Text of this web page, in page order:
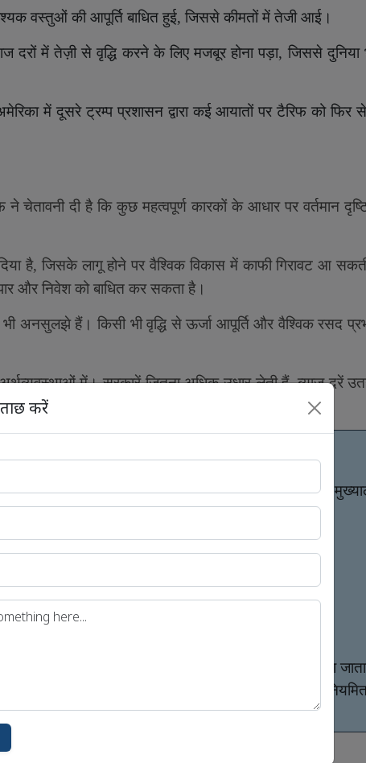
वस्तुओं की आपूर्ति बाधित हुई, जिससे कीमतों में तेजी आई।
दरों में तेज़ी से वृद्धि करने के लिए मजबूर होना पड़ा, जिससे दुनिया
में दूसरे ट्रम्प प्रशासन द्वारा कई आयातों पर टैरिफ को फिर
दी है कि कुछ महत्वपूर्ण कारकों के आधार पर वर्तमान
है, जिसके लागू होने पर वैश्विक विकास में काफी गिरावट आ
और निवेश को बाधित कर सकता है।
अनसुलझे हैं। किसी भी वृद्धि से ऊर्जा आपूर्ति और वैश्विक रसद
में। सरकारें जितना अधिक उधार लेती हैं,ब्याज दरें
वित्त तक पहुंच कठिन हो जाती है।
स्थापना1944में ब्रेटन वुड्स सम्मेलन में हुई थी। इसका
स्थिरता बनाए रखने में अहम भूमिका निभाता है। जिसमें से है:
है। इसे वर्ष में दो बार,अप्रैल और अक्टूबर में जारी किया
स्थिति
और नीतिगत सुझावों पर
करें